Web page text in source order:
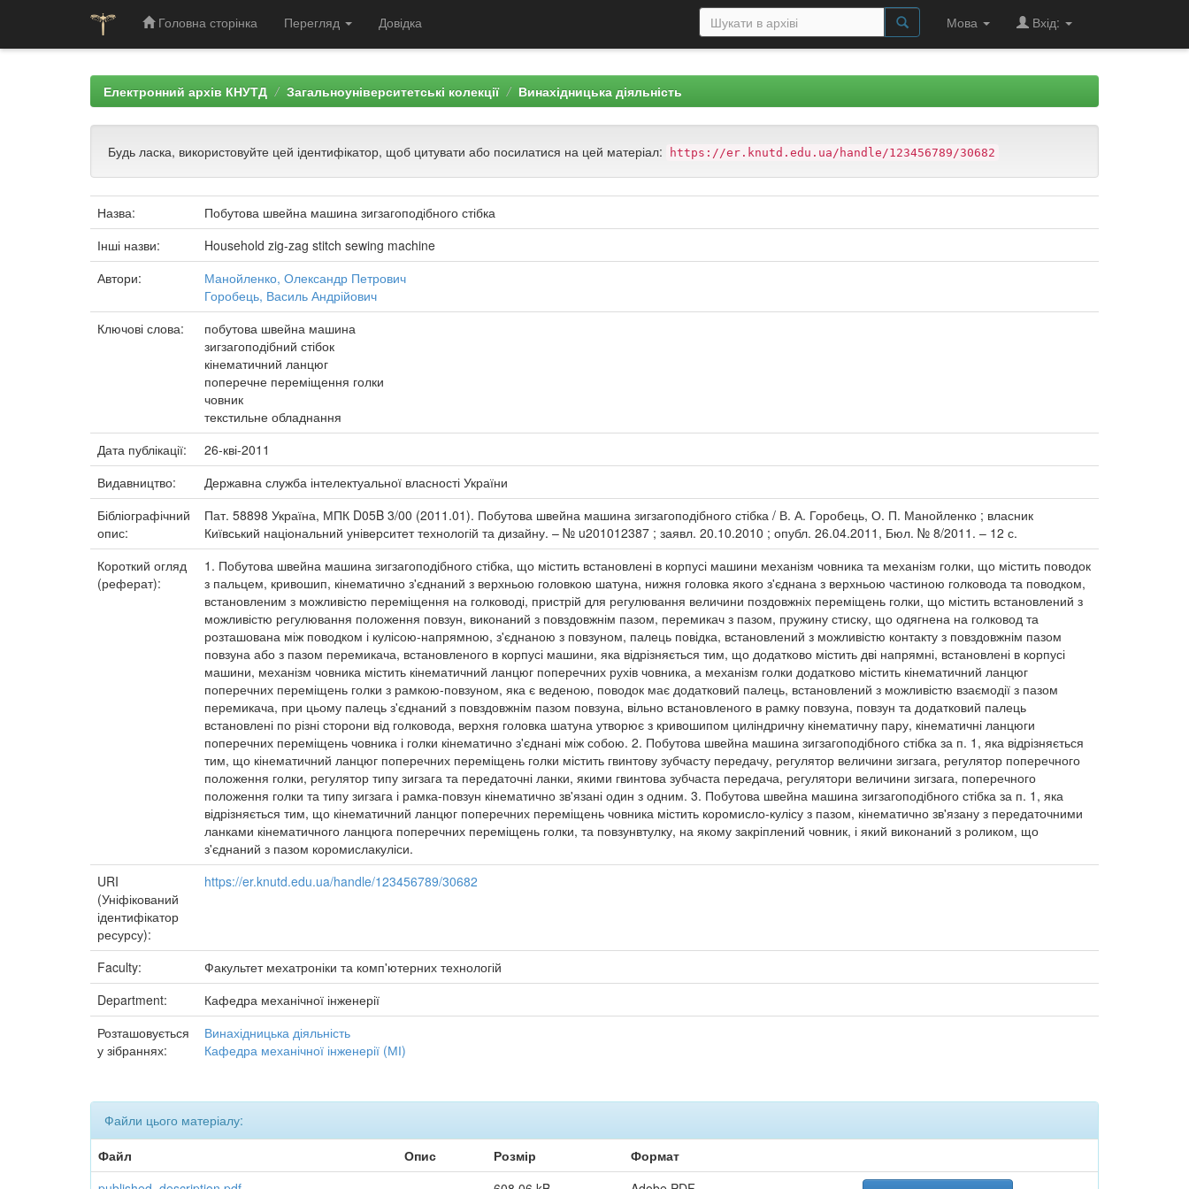
Головна сторінка Перегляд Довідка Мова Вхід:
Електронний архів КНУТД Загальноуніверситетські колекції Винахідницька діяльність
Будь ласка, використовуйте цей ідентифікатор, щоб цитувати або посилатися на цей матеріал: https://er.knutd.edu.ua/handle/123456789/30682
Назва:
Побутова швейна машина зигзагоподібного стібка
Інші назви:
Household zig-zag stitch sewing machine
Автори:
Манойленко, Олександр Петрович
Горобець, Василь Андрійович
Ключові слова:
побутова швейна машина
зигзагоподібний стібок
кінематичний ланцюг
поперечне переміщення голки
човник
текстильне обладнання
Дата публікації:
26-кві-2011
Видавництво:
Державна служба інтелектуальної власності України
Бібліографічний
опис:
Пат. 58898 Україна, МПК D05B 3/00 (2011.01). Побутова швейна машина зигзагоподібного стібка / В. А. Горобець, О. П. Манойленко ; власник
Київський національний університет технологій та дизайну. – № u201012387 ; заявл. 20.10.2010 ; опубл. 26.04.2011, Бюл. № 8/2011. – 12 с.
Короткий огляд
(реферат):
1. Побутова швейна машина зигзагоподібного стібка, що містить встановлені в корпусі машини механізм човника та механізм голки, що містить поводок
з пальцем, кривошип, кінематично з'єднаний з верхньою головкою шатуна, нижня головка якого з'єднана з верхньою частиною голковода та поводком,
встановленим з можливістю переміщення на голководі, пристрій для регулювання величини поздовжніх переміщень голки, що містить встановлений з
можливістю регулювання положення повзун, виконаний з повздовжнім пазом, перемикач з пазом, пружину стиску, що одягнена на голковод та
розташована між поводком і кулісою-напрямною, з'єднаною з повзуном, палець повідка, встановлений з можливістю контакту з повздовжнім пазом
повзуна або з пазом перемикача, встановленого в корпусі машини, яка відрізняється тим, що додатково містить дві напрямні, встановлені в корпусі
машини, механізм човника містить кінематичний ланцюг поперечних рухів човника, а механізм голки додатково містить кінематичний ланцюг
поперечних переміщень голки з рамкою-повзуном, яка є веденою, поводок має додатковий палець, встановлений з можливістю взаємодії з пазом
перемикача, при цьому палець з'єднаний з повздовжнім пазом повзуна, вільно встановленого в рамку повзуна, повзун та додатковий палець
встановлені по різні сторони від голковода, верхня головка шатуна утворює з кривошипом циліндричну кінематичну пару, кінематичні ланцюги
поперечних переміщень човника і голки кінематично з'єднані між собою. 2. Побутова швейна машина зигзагоподібного стібка за п. 1, яка відрізняється
тим, що кінематичний ланцюг поперечних переміщень голки містить гвинтову зубчасту передачу, регулятор величини зигзага, регулятор поперечного
положення голки, регулятор типу зигзага та передаточні ланки, якими гвинтова зубчаста передача, регулятори величини зигзага, поперечного
положення голки та типу зигзага і рамка-повзун кінематично зв'язані один з одним. 3. Побутова швейна машина зигзагоподібного стібка за п. 1, яка
відрізняється тим, що кінематичний ланцюг поперечних переміщень човника містить коромисло-кулісу з пазом, кінематично зв'язану з передаточними
ланками кінематичного ланцюга поперечних переміщень голки, та повзунвтулку, на якому закріплений човник, і який виконаний з роликом, що
з'єднаний з пазом коромислакуліси.
URI
(Уніфікований
ідентифікатор
ресурсу):
https://er.knutd.edu.ua/handle/123456789/30682
Faculty:
Факультет мехатроніки та комп'ютерних технологій
Department:
Кафедра механічної інженерії
Розташовується
у зібраннях:
Винахідницька діяльність
Кафедра механічної інженерії (МІ)
Файли цього матеріалу:
Файл
Опис Розмір
Формат